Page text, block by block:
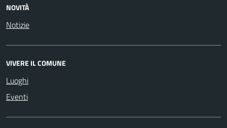
NOVITÀ
Notizie
VIVERE IL COMUNE
Luoghi
Eventi